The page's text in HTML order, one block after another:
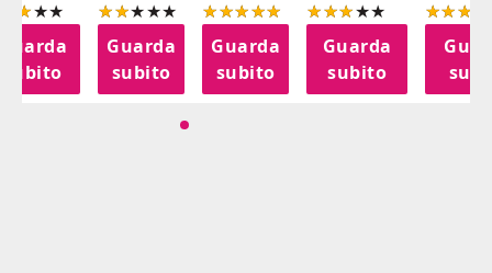
subito
Guarda
subito
Guarda
subito
Guarda
subito